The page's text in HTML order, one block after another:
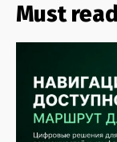
Must read